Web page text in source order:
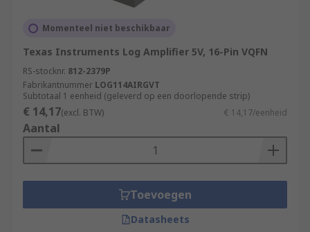
Momenteel niet beschikbaar
Texas Instruments Log Amplifier 5V, 16-Pin VQFN
RS-stocknr. 812-2379P
Fabrikantnummer LOG114AIRGVT
Subtotaal 1 eenheid (geleverd op een doorlopende strip)
€ 14,17(excl. BTW) € 14,17/eenheid
Aantal
Toevoegen
Datasheets